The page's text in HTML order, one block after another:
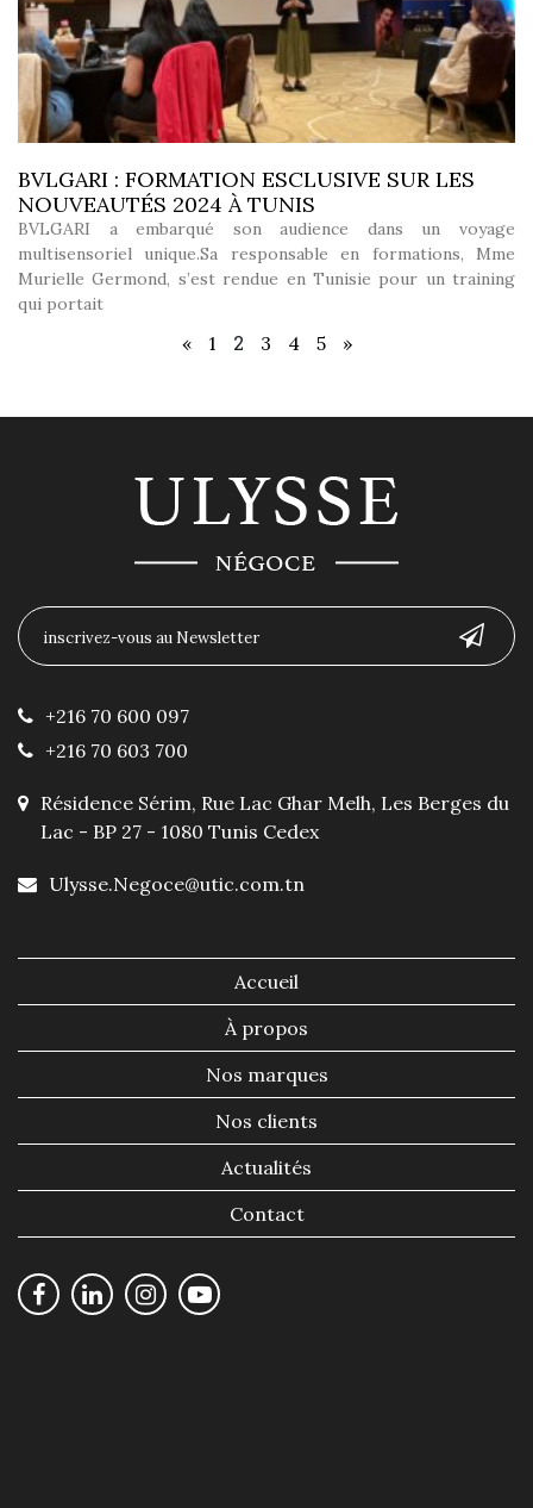
BVLGARI : FORMATION ESCLUSIVE SUR LES
NOUVEAUTÉS 2024 À TUNIS
BVLGARI a embarqué son audience dans un voyage
multisensoriel unique.Sa responsable en formations, Mme
Murielle Germond, s’est rendue en Tunisie pour un training
qui portait
« 1 2 3 4 5 »
Accueil
À propos
Nos marques
Nos clients
Actualités
Contact
+216 70 600 097
+216 70 603 700
Résidence Sérim, Rue Lac Ghar Melh, Les Berges du
Lac - BP 27 - 1080 Tunis Cedex
Ulysse.Negoce@utic.com.tn